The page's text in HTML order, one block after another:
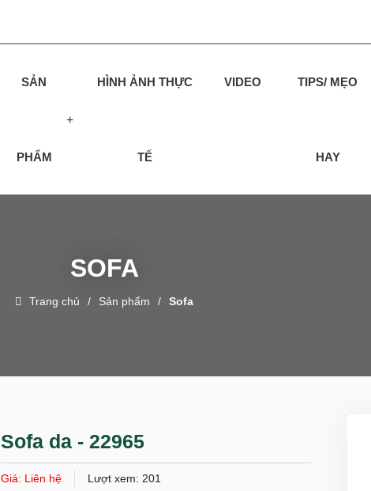
SẢN
PHẨM
HÌNH ẢNH THỰC
TẾ
VIDEO TIPS/ MẸO
HAY
SOFA
Trang chủ Sản phẩm Sofa
Sofa da - 22965
Giá: Liên hệ Lượt xem: 201